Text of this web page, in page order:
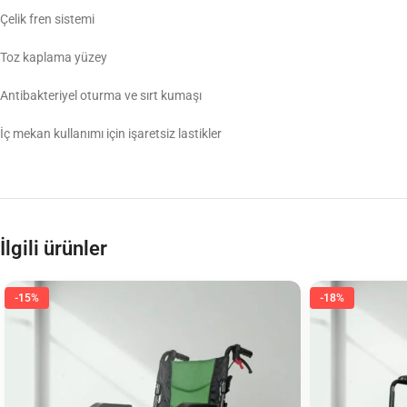
Çelik fren sistemi
Toz kaplama yüzey
Antibakteriyel oturma ve sırt kumaşı
İç mekan kullanımı için işaretsiz lastikler
İlgili ürünler
-15% -18%